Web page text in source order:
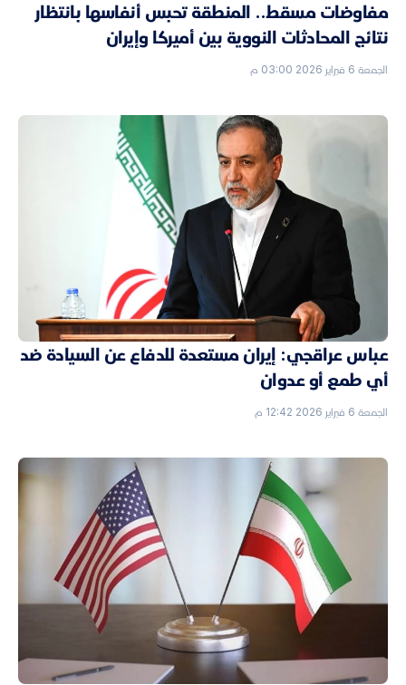
مفاوضات مسقط.. المنطقة تحبس أنفاسها بانتظار
نتائج المحادثات النووية بين أميركا وإيران
الجمعة 6 فبراير 2026 03:00 م
عباس عراقجي: إيران مستعدة للدفاع عن السيادة ضد
أي طمع أو عدوان
الجمعة 6 فبراير 2026 12:42 م